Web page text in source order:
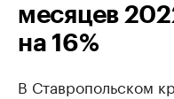
месяцев
на 16%
В Ставропольском